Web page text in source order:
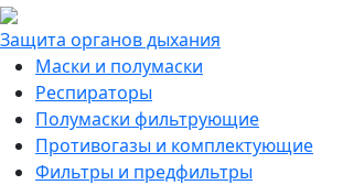
Защита органов дыхания
Маски и полумаски
Респираторы
Полумаски фильтрующие
Противогазы и комплектующие
Фильтры и предфильтры